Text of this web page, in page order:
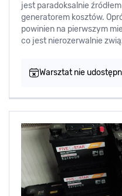
jest paradoksalnie
generatorem kosztów.
powinien na pierwszym
co jest nierozerwalnie
Warsztat nie